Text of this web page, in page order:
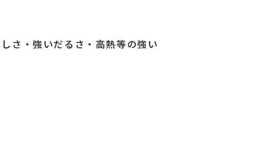
さ・強いだるさ・高熱等の強い